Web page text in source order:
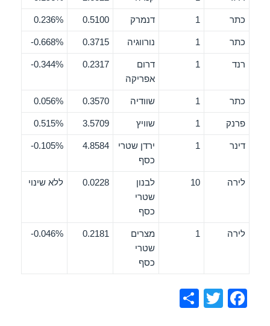
כתר 1 דנמרק 0.5100
0.236%
כתר 1 נורווגיה 0.3715
0.668%-
רנד 1
דרום
אפריקה
0.2317
0.344%-
כתר 1 שוודיה 0.3570
0.056%
פרנק 1 שוויץ 3.5709
0.515%
דינר 1
ירדן שטרי
כסף
4.8584
0.105%-
לירה 10
לבנון
שטרי
כסף
0.0228 ללא שינוי
לירה 1
מצרים
שטרי
כסף
0.2181
0.046%-
F
T